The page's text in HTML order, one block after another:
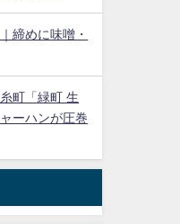
締めに味噌・
町「緑町 生
ーハンが圧巻